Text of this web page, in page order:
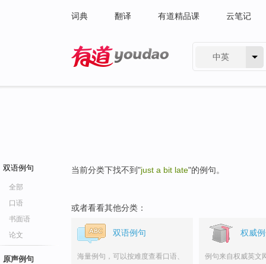
词典 翻译 有道精品课 云笔记
中英
双语例句
全部
口语
书面语
论文
原声例句
当前分类下找不到"just a bit late"的例句。
或者看看其他分类：
双语例句
海量例句，可以按难度查看口语、
权威
例句来自权威英文